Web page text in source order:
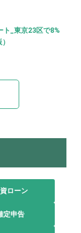
ト_東京23区で8%
ローン
定申告